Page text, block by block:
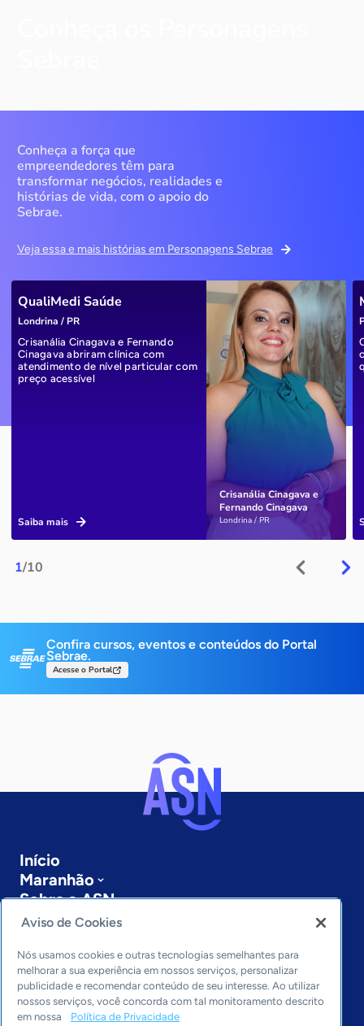
Conheça a força que
empreendedores têm para
transformar negócios, realidades e
histórias de vida, com o apoio do
Sebrae.
Veja essa e mais histórias em Personagens Sebrae
1/10
Crisanália Cinagava e
Fernando Cinagava
Londrina / PR
QualiMedi Saúde
Londrina / PR
Crisanália Cinagava e Fernando
Cinagava abriram clínica com
atendimento de nível particular com
preço acessível
Saiba mais
Confira cursos, eventos e conteúdos do Portal
Sebrae.
Acesse o Portal
Início
Maranhão
Sobre a ASN
Últimas notícias
Editorias
Economia & Política
Inovação & Tecnologia
Aviso de Cookies
Nós usamos cookies e outras tecnologias semelhantes para
melhorar a sua experiência em nossos serviços, personalizar
publicidade e recomendar conteúdo de seu interesse. Ao utilizar
nossos serviços, você concorda com tal monitoramento descrito
em nossa
Política de Privacidade